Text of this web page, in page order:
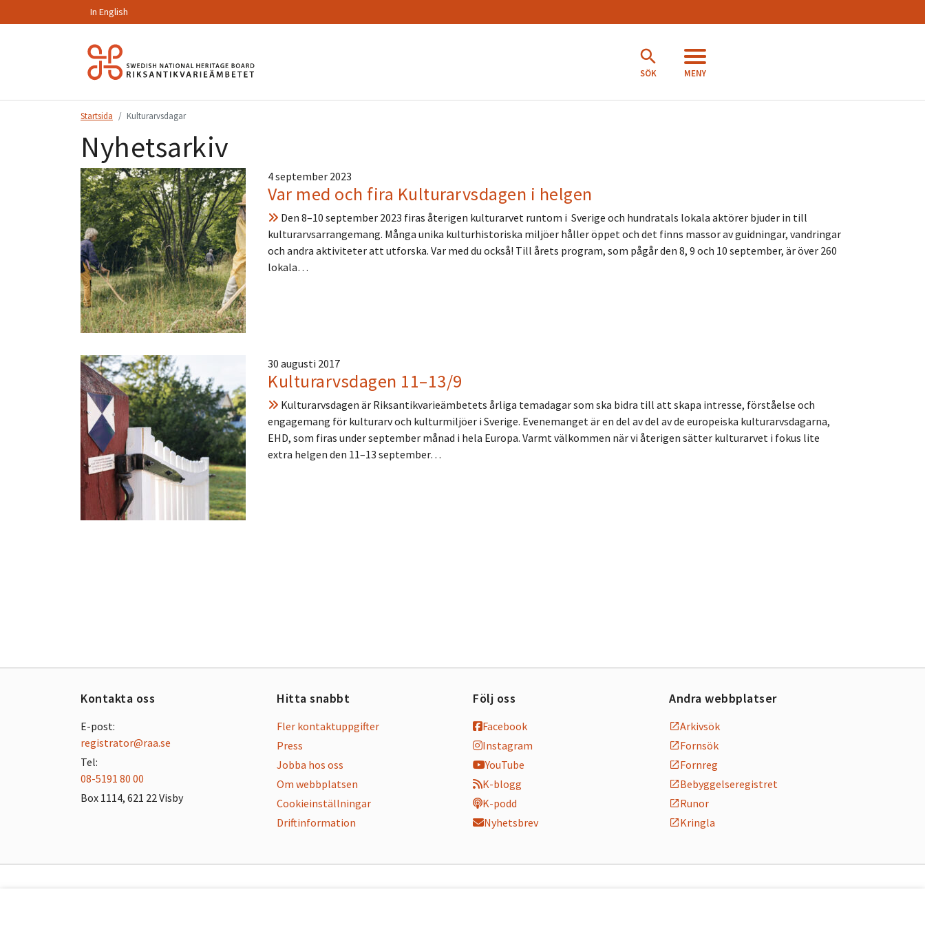
In English
SÖK MENY
Startsida Kulturarvsdagar
Nyhetsarkiv
4 september 2023
Var med och fira Kulturarvsdagen i helgen
Den 8–10 september 2023 firas återigen kulturarvet runtom i Sverige och hundratals lokala aktörer bjuder in till
kulturarvsarrangemang. Många unika kulturhistoriska miljöer håller öppet och det finns massor av guidningar, vandringar
och andra aktiviteter att utforska. Var med du också! Till årets program, som pågår den 8, 9 och 10 september, är över 260
lokala…
30 augusti 2017
Kulturarvsdagen 11–13/9
Kulturarvsdagen är Riksantikvarieämbetets årliga temadagar som ska bidra till att skapa intresse, förståelse och
engagemang för kulturarv och kulturmiljöer i Sverige. Evenemanget är en del av del av de europeiska kulturarvsdagarna,
EHD, som firas under september månad i hela Europa. Varmt välkommen när vi återigen sätter kulturarvet i fokus lite
extra helgen den 11–13 september…
Kontakta oss
E-post:
registrator@raa.se
Tel:
08-5191 80 00
Box 1114, 621 22 Visby
Hitta snabbt
Fler kontaktuppgifter
Press
Jobba hos oss
Om webbplatsen
Cookieinställningar
Driftinformation
Följ oss
Facebook
Instagram
YouTube
K-blogg
K-podd
Nyhetsbrev
Andra webbplatser
Arkivsök
Fornsök
Fornreg
Bebyggelseregistret
Runor
Kringla